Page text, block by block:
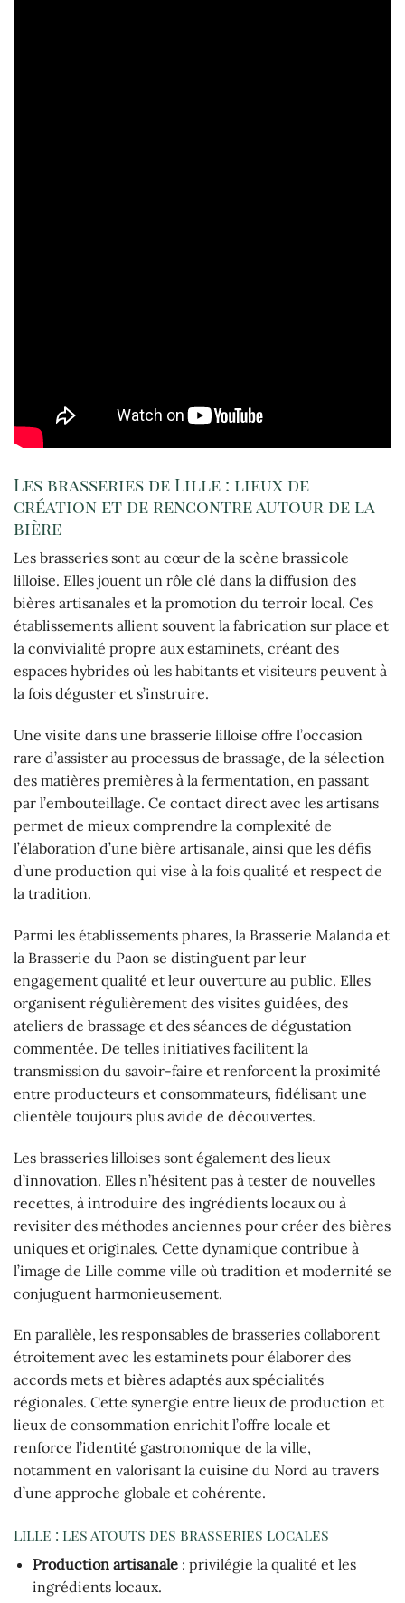
Les brasseries de Lille : lieux de
création et de rencontre autour de la
bière
Les brasseries sont au cœur de la scène brassicole
lilloise. Elles jouent un rôle clé dans la diffusion des
bières artisanales et la promotion du terroir local. Ces
établissements allient souvent la fabrication sur place et
la convivialité propre aux estaminets, créant des
espaces hybrides où les habitants et visiteurs peuvent à
la fois déguster et s’instruire.
Une visite dans une brasserie lilloise offre l’occasion
rare d’assister au processus de brassage, de la sélection
des matières premières à la fermentation, en passant
par l’embouteillage. Ce contact direct avec les artisans
permet de mieux comprendre la complexité de
l’élaboration d’une bière artisanale, ainsi que les défis
d’une production qui vise à la fois qualité et respect de
la tradition.
Parmi les établissements phares, la Brasserie Malanda et
la Brasserie du Paon se distinguent par leur
engagement qualité et leur ouverture au public. Elles
organisent régulièrement des visites guidées, des
ateliers de brassage et des séances de dégustation
commentée. De telles initiatives facilitent la
transmission du savoir-faire et renforcent la proximité
entre producteurs et consommateurs, fidélisant une
clientèle toujours plus avide de découvertes.
Les brasseries lilloises sont également des lieux
d’innovation. Elles n’hésitent pas à tester de nouvelles
recettes, à introduire des ingrédients locaux ou à
revisiter des méthodes anciennes pour créer des bières
uniques et originales. Cette dynamique contribue à
l’image de Lille comme ville où tradition et modernité se
conjuguent harmonieusement.
En parallèle, les responsables de brasseries collaborent
étroitement avec les estaminets pour élaborer des
accords mets et bières adaptés aux spécialités
régionales. Cette synergie entre lieux de production et
lieux de consommation enrichit l’offre locale et
renforce l’identité gastronomique de la ville,
notamment en valorisant la cuisine du Nord au travers
d’une approche globale et cohérente.
Lille : les atouts des brasseries locales
Production artisanale: privilégie la qualité et les
ingrédients locaux.